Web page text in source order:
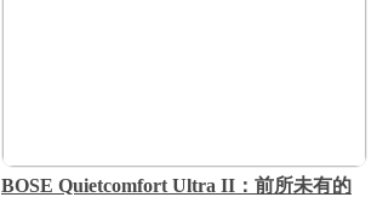
BOSE Quietcomfort Ultra II：前所未有的